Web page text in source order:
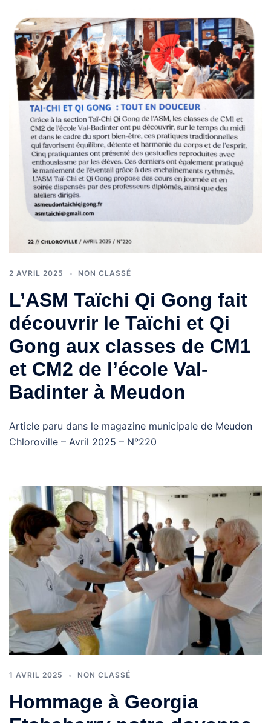
2 AVRIL 2025 NON CLASSÉ
L’ASM Taïchi Qi Gong fait
découvrir le Taïchi et Qi
Gong aux classes de CM1
et CM2 de l’école Val-
Badinter à Meudon
Article paru dans le magazine municipale de Meudon
Chloroville – Avril 2025 – N°220
1 AVRIL 2025 NON CLASSÉ
Hommage à Georgia